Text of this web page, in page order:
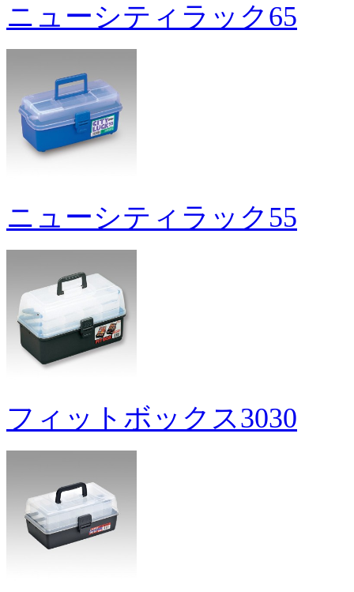
ニューシティラック65
ニューシティラック55
フィットボックス3030